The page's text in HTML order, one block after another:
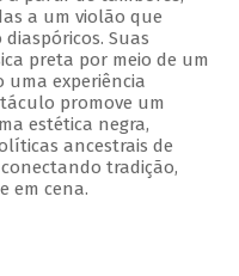
a um violão que
Suas
preta por meio de um
uma experiência
promove um
estética negra,
ancestrais de
tradição,
em cena.